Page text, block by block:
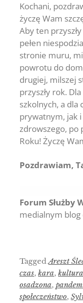
Kochani,
życzę Wam
Aby ten
pełen
stronie muru,
powrotu do
drugiej, milszej
przyszły rok.
szkolnych, a dla
prywatnym, jak
zdrowszego, po
Roku! Życzę
Pozdrawiam,
Forum Służby
medialnym
TaggedAreszt
czas, kara, kultura
osadzona,
społeczeństwo,